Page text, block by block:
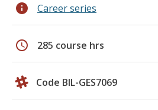
info Career series
schedule 285 course hrs
Code BIL-GES7069